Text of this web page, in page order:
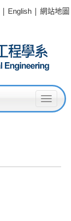
| English | 網站地圖
T
l